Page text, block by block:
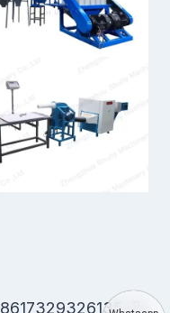
8617329326135